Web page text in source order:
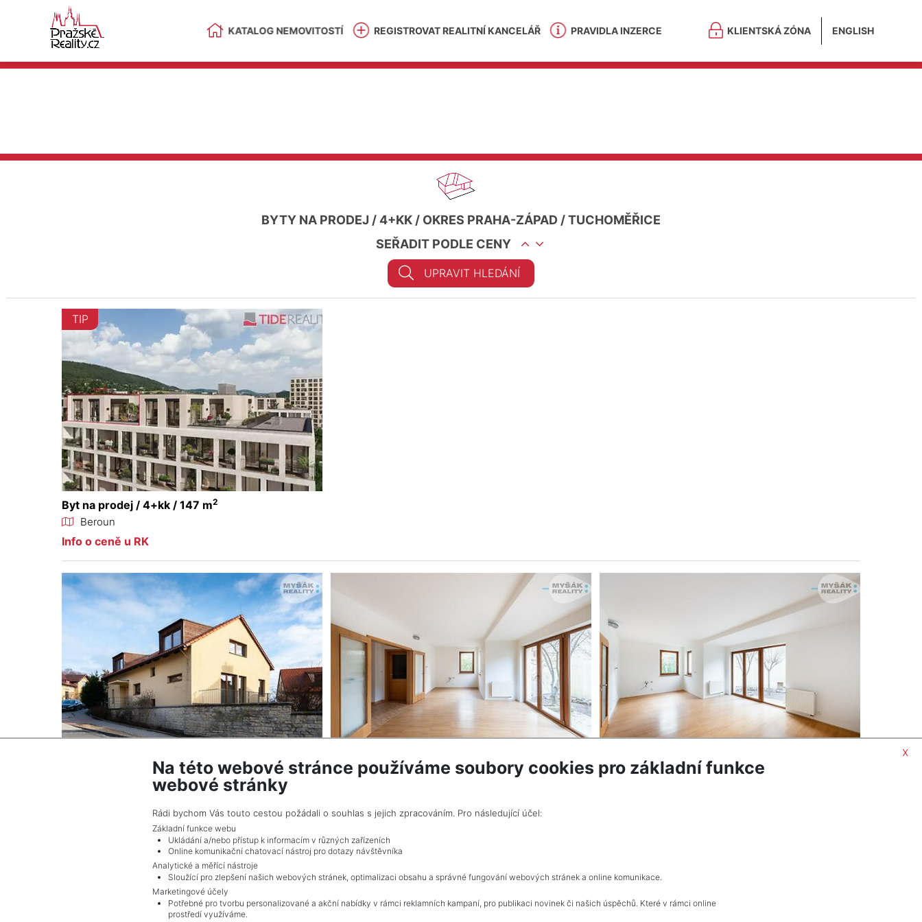
KATALOG NEMOVITOSTÍ REGISTROVAT REALITNÍ KANCELÁŘ PRAVIDLA INZERCE KLIENTSKÁ ZÓNA ENGLISH
BYTY NA PRODEJ /4+KK / OKRES PRAHA-ZÁPAD /TUCHOMĚŘICE
SEŘADIT PODLE CENY
UPRAVIT HLEDÁNÍ
TIP
Byt na prodej / 4+kk / 147 m2
Beroun
Info o ceně u RK
Byt na prodej / 4+kk / 119 m2
10 490 000 Kč (za nemovitost) Cena včetně provize, Cena včetně
VÍCE INFORMACÍ POPTAT NEMOVITOST
x
Na této webové stránce používáme soubory cookies pro základní funkce
webové stránky
Rádi bychom Vás touto cestou požádali o souhlas s jejich zpracováním. Pro následující účel:
Základní funkce webu
Ukládání a/nebo přístup k informacím v různých zařízeních
Online komunikační chatovací nástroj pro dotazy návštěvníka
Analytické a měřící nástroje
Sloužící pro zlepšení našich webových stránek, optimalizaci obsahu a správné fungování webových stránek a online komunikace.
Marketingové účely
Potřebné pro tvorbu personalizované a akční nabídky v rámci reklamních kampaní, pro publikaci novinek či našich úspěchů. Které v rámci online
prostředí využíváme.